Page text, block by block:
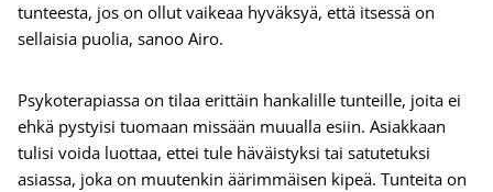
tunteesta, jos on ollut vaikeaa hyväksyä, että itsessä on
sellaisia puolia, sanoo Airo.
Psykoterapiassa on tilaa erittäin hankalille tunteille, joita ei
ehkä pystyisi tuomaan missään muualla esiin. Asiakkaan
tulisi voida luottaa, ettei tule häväistyksi tai satutetuksi
asiassa, joka on muutenkin äärimmäisen kipeä. Tunteita on